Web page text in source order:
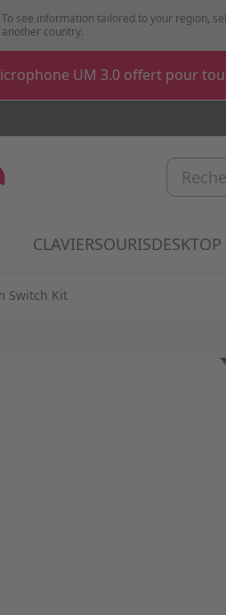
To see information tailored to your region,
another country.
UM 3.0 offert pour
CLAVIERShow submenu for
SOURISShow
DESKTOP
Switch Kit